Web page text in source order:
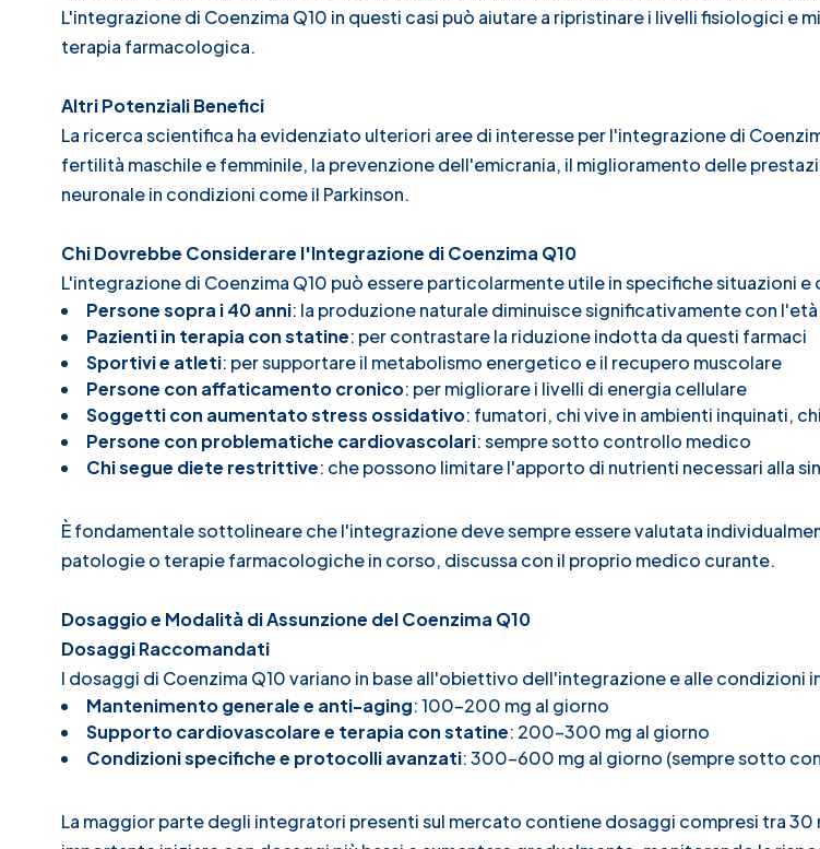
L'integrazione di Coenzima Q10 in questi casi può aiutare a ripristinare i livelli fisiologici e
terapia farmacologica.
Altri Potenziali Benefici
La ricerca scientifica ha evidenziato ulteriori aree di interesse per l'integrazione di
fertilità maschile e femminile, la prevenzione dell'emicrania, il miglioramento delle
neuronale in condizioni come il Parkinson.
Chi Dovrebbe Considerare l'Integrazione di Coenzima Q10
L'integrazione di Coenzima Q10 può essere particolarmente utile in specifiche situazioni e
Persone sopra i 40 anni: la produzione naturale diminuisce significativamente con l'età
Pazienti in terapia con statine: per contrastare la riduzione indotta da questi farmaci
Sportivi e atleti: per supportare il metabolismo energetico e il recupero muscolare
Persone con affaticamento cronico: per migliorare i livelli di energia cellulare
Soggetti con aumentato stress ossidativo: fumatori, chi vive in ambienti inquinati,
Persone con problematiche cardiovascolari: sempre sotto controllo medico
Chi segue diete restrittive: che possono limitare l'apporto di nutrienti necessari alla
È fondamentale sottolineare che l'integrazione deve sempre essere valutata
patologie o terapie farmacologiche in corso, discussa con il proprio medico curante.
Dosaggio e Modalità di Assunzione del Coenzima Q10
Dosaggi Raccomandati
I dosaggi di Coenzima Q10 variano in base all'obiettivo dell'integrazione e alle condizioni
Mantenimento generale e anti-aging: 100-200 mg al giorno
Supporto cardiovascolare e terapia con statine: 200-300 mg al giorno
Condizioni specifiche e protocolli avanzati: 300-600 mg al giorno (sempre sotto
La maggior parte degli integratori presenti sul mercato contiene dosaggi compresi tra 30